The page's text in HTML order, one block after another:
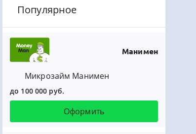
Без кредитной истории
Без процентов
Без справок
счет
Популярное
Манимен
Микрозайм Манимен
до 100 000 руб.
Оформить